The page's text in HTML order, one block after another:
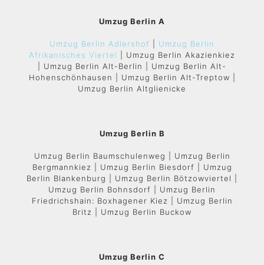
Umzug Berlin A
Umzug Berlin Adlershof
Umzug Berlin
Afrikanisches Viertel
| Umzug Berlin Akazienkiez
| Umzug Berlin Alt-Berlin | Umzug Berlin Alt-
Hohenschönhausen | Umzug Berlin Alt-Treptow |
Umzug Berlin Altglienicke
Umzug Berlin B
Umzug Berlin Baumschulenweg | Umzug Berlin
Bergmannkiez | Umzug Berlin Biesdorf | Umzug
Berlin Blankenburg | Umzug Berlin Bötzowviertel |
Umzug Berlin Bohnsdorf | Umzug Berlin
Friedrichshain: Boxhagener Kiez | Umzug Berlin
Britz | Umzug Berlin Buckow
Umzug Berlin C